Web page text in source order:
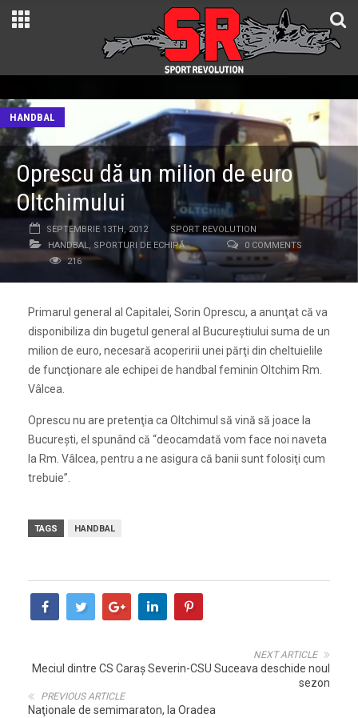
HANDBAL
Oprescu dă un milion de euro
Oltchimului
SEPTEMBRIE 13TH, 2012
SPORT REVOLUTION
HANDBAL, SPORTURI DE ECHIPĂ
0 COMMENTS
216
Primarul general al Capitalei, Sorin Oprescu, a anunţat că va
disponibiliza din bugetul general al Bucureştiului suma de un
milion de euro, necesară acoperirii unei părţi din cheltuielile
de funcţionare ale echipei de handbal feminin Oltchim Rm.
Vâlcea.
Oprescu nu are pretenţia ca Oltchimul să vină să joace la
Bucureşti, el spunând că “deocamdată vom face noi naveta
la Rm. Vâlcea, pentru a ne asigura că banii sunt folosiţi cum
trebuie”.
TAGS HANDBAL
NEXT ARTICLE
Meciul dintre CS Caraş Severin-CSU Suceava deschide noul
sezon
PREVIOUS ARTICLE
Naţionale de semimaraton, la Oradea